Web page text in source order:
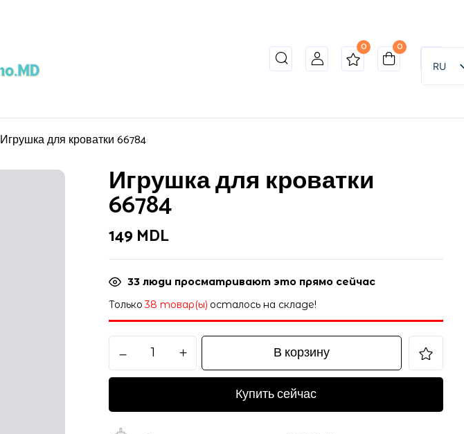
0 0
RU
Игрушка для кроватки 66784
Игрушка для кроватки
66784
149 MDL
33 люди просматривают это прямо сейчас
Только 38 товар(ы) осталось на складе!
В корзину
Купить сейчас
Be the first to review “Игрушка для кроватки 66784”
Ваша оценка
Сохранить моё имя, email и адрес сайта в этом браузере для последующих